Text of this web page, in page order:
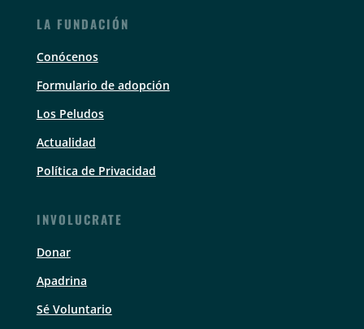
LA FUNDACIÓN
Conócenos
Formulario de adopción
Los Peludos
Actualidad
Política de Privacidad
INVOLUCRATE
Donar
Apadrina
Sé Voluntario